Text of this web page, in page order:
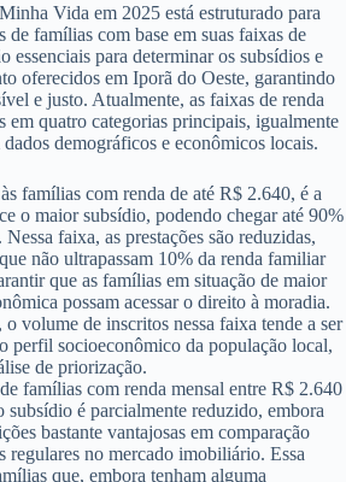
Vida em 2025 está estruturado para
famílias com base em suas faixas de
essenciais para determinar os subsídios e
oferecidos em Iporã do Oeste, garantindo
e justo. Atualmente, as faixas de renda
em quatro categorias principais, igualmente
demográficos e econômicos locais.
famílias com renda de até R$ 2.640, é a
o maior subsídio, podendo chegar até 90%
faixa, as prestações são reduzidas,
não ultrapassam 10% da renda familiar
que as famílias em situação de maior
possam acessar o direito à moradia.
volume de inscritos nessa faixa tende a ser
perfil socioeconômico da população local,
de priorização.
famílias com renda mensal entre R$ 2.640
é parcialmente reduzido, embora
bastante vantajosas em comparação
regulares no mercado imobiliário. Essa
que, embora tenham alguma